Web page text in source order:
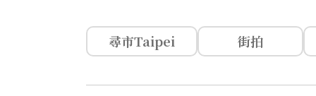
尋市Taipei 街拍